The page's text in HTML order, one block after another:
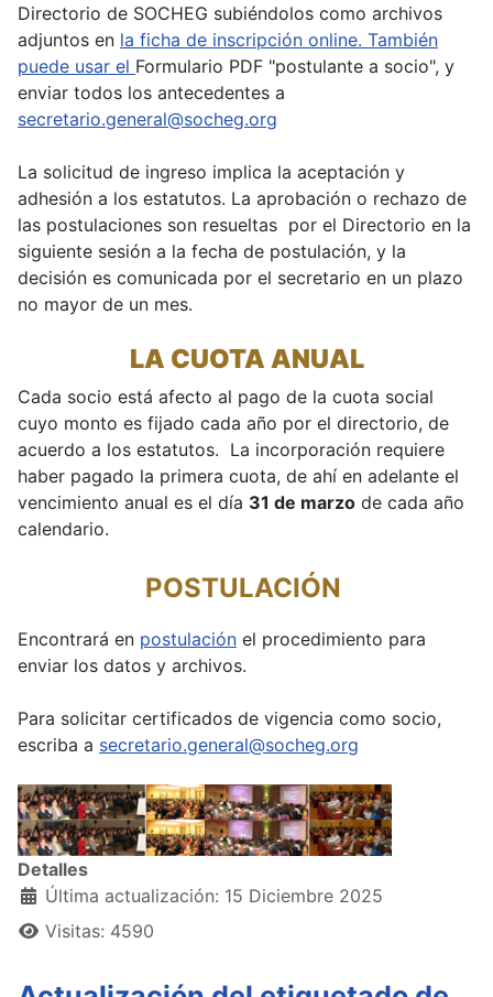
Directorio de SOCHEG subiéndolos como archivos
adjuntos en la ficha de inscripción online. También
puede usar el Formulario PDF "postulante a socio", y
enviar todos los antecedentes a
secretario.general@socheg.org
La solicitud de ingreso implica la aceptación y
adhesión a los estatutos. La aprobación o rechazo de
las postulaciones son resueltas por el Directorio en la
siguiente sesión a la fecha de postulación, y la
decisión es comunicada por el secretario en un plazo
no mayor de un mes.
LA CUOTA ANUAL
Cada socio está afecto al pago de la cuota social
cuyo monto es fijado cada año por el directorio, de
acuerdo a los estatutos. La incorporación requiere
haber pagado la primera cuota, de ahí en adelante el
vencimiento anual es el día 31 de marzo de cada año
calendario.
POSTULACIÓN
Encontrará en postulación el procedimiento para
enviar los datos y archivos.
Para solicitar certificados de vigencia como socio,
escriba a secretario.general@socheg.org
Detalles
Última actualización: 15 Diciembre 2025
Visitas: 4590